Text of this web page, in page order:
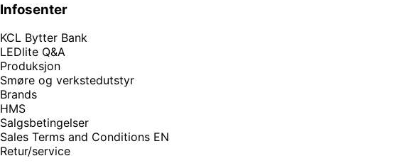
Infosenter
KCL Bytter Bank
LEDlite Q&A
Produksjon
Smøre og verkstedutstyr
Brands
HMS
Salgsbetingelser
Sales Terms and Conditions EN
Retur/service